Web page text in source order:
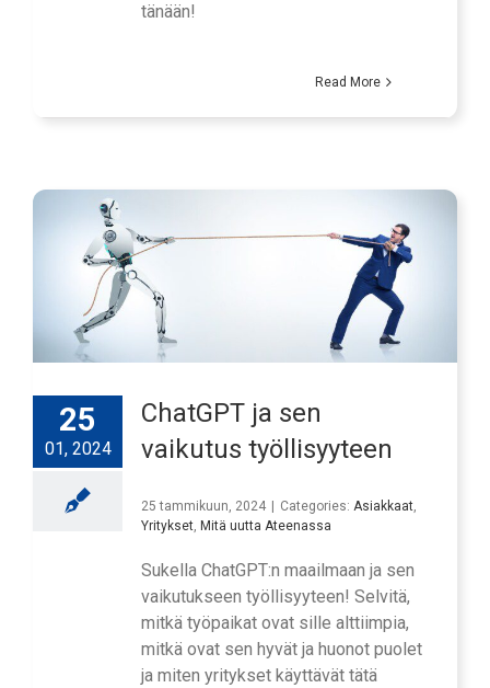
tänään!
Read More
25
01, 2024
ChatGPT ja sen
vaikutus työllisyyteen
25 tammikuun, 2024 Categories: Asiakkaat,
Yritykset, Mitä uutta Ateenassa
Sukella ChatGPT:n maailmaan ja sen
vaikutukseen työllisyyteen! Selvitä,
mitkä työpaikat ovat sille alttiimpia,
mitkä ovat sen hyvät ja huonot puolet
ja miten yritykset käyttävät tätä